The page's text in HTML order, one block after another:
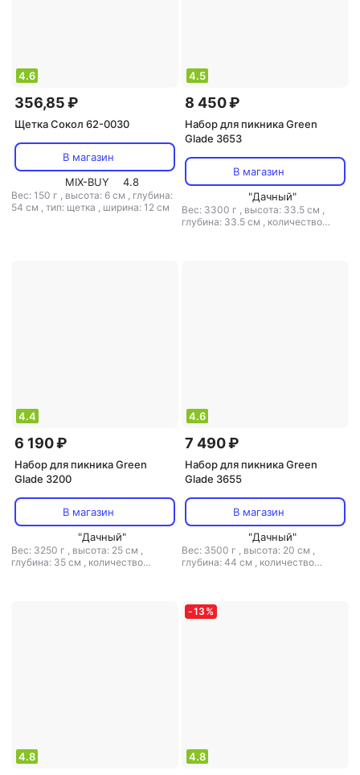
4.6
356,85 ₽
Щетка Сокол 62-0030
В магазин
MIX-BUY
4.8
Вес: 150 г , высота: 6 см , глубина:
54 см , тип: щетка , ширина: 12 см
4.5
8 450 ₽
Набор для пикника Green
Glade 3653
В магазин
"Дачный"
Вес: 3300 г , высота: 33.5 см ,
глубина: 33.5 см , количество
4.4
6 190 ₽
Набор для пикника Green
Glade 3200
В магазин
"Дачный"
Вес: 3250 г , высота: 25 см ,
глубина: 35 см , количество
4.6
7 490 ₽
Набор для пикника Green
Glade 3655
В магазин
"Дачный"
Вес: 3500 г , высота: 20 см ,
глубина: 44 см , количество
4.8
-13 %
4.8